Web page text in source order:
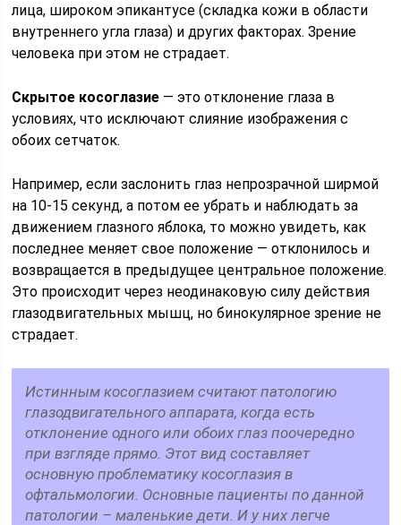
лица, широком эпикантусе (складка кожи в области
внутреннего угла глаза) и других факторах. Зрение
человека при этом не страдает.
Скрытое косоглазие — это отклонение глаза в
условиях, что исключают слияние изображения с
обоих сетчаток.
Например, если заслонить глаз непрозрачной ширмой
на 10-15 секунд, а потом ее убрать и наблюдать за
движением глазного яблока, то можно увидеть, как
последнее меняет свое положение — отклонилось и
возвращается в предыдущее центральное положение.
Это происходит через неодинаковую силу действия
глазодвигательных мышц, но бинокулярное зрение не
страдает.
Истинным косоглазием считают патологию
глазодвигательного аппарата, когда есть
отклонение одного или обоих глаз поочередно
при взгляде прямо. Этот вид составляет
основную проблематику косоглазия в
офтальмологии. Основные пациенты по данной
патологии – маленькие дети. И у них легче